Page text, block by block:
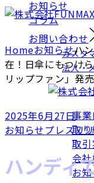
お知らせ
コラム
お問い合わせ
カスタ
法人・
事
取
取
会
お
Homeお知らせハ
在！日傘にもつけ
リップファン」発
2025年6月27日
お知らせプレスリ
ハンディ